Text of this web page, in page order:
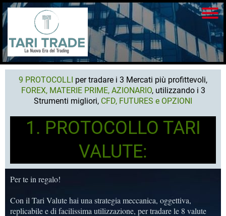
9 PROTOCOLLI per tradare i 3 Mercati più profittevoli,
FOREX, MATERIE PRIME, AZIONARIO, utilizzando i 3
Strumenti migliori, CFD, FUTURES e OPZIONI
1. PROTOCOLLO TARI
VALUTE:
Per te in regalo!
Con il Tari Valute hai una strategia meccanica, oggettiva,
replicabile e di facilissima utilizzazione, per tradare le 8 valute